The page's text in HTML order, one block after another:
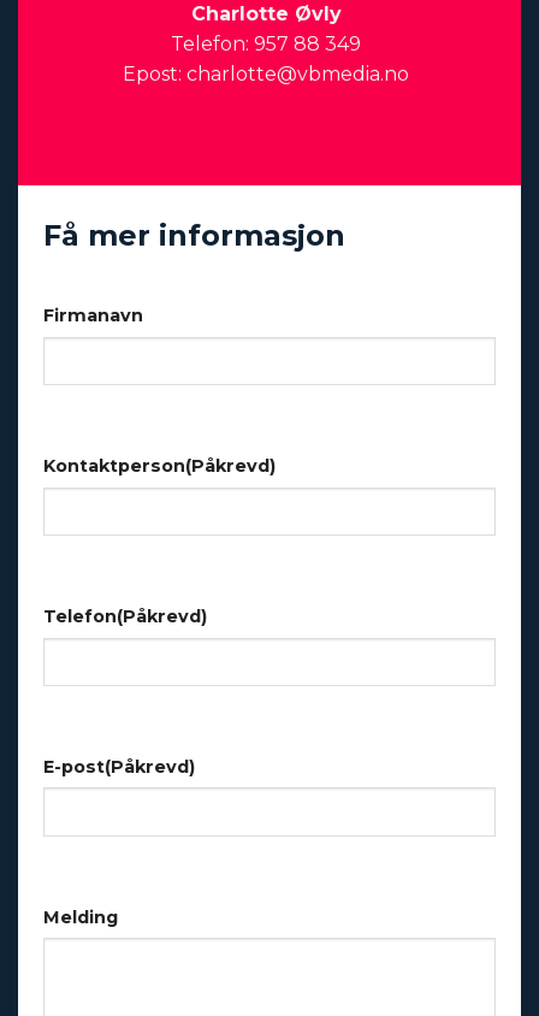
Charlotte Øvly
Telefon: 957 88 349
Epost:charlotte@vbmedia.no
Få mer informasjon
Firmanavn
Kontaktperson(Påkrevd)
Telefon(Påkrevd)
E-post(Påkrevd)
Melding